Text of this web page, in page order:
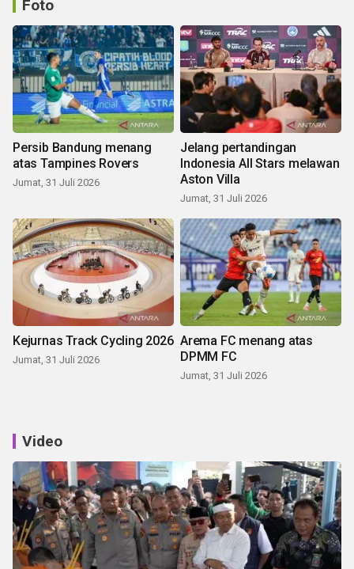
Foto
Persib Bandung menang
atas Tampines Rovers
Jumat, 31 Juli 2026
Jelang pertandingan
Indonesia All Stars melawan
Aston Villa
Jumat, 31 Juli 2026
Kejurnas Track Cycling 2026
Jumat, 31 Juli 2026
Arema FC menang atas
DPMM FC
Jumat, 31 Juli 2026
Video